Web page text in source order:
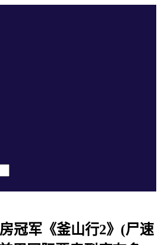
冠军《釜山行2》(尸速